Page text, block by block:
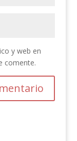
y web en
comente.